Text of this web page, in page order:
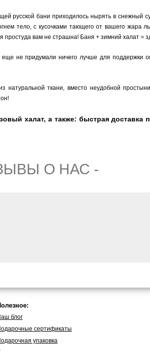
русской бани приходилось нырять в снежный
тело, с кусочками тающего от вашего жара
вам не страшна! Баня + зимний халат =
не придумали ничего лучше для поддержки
натуральной ткани, вместо неудобной
халат, а также: быстрая доставка
О НАС -
блог
сертификаты
упаковка